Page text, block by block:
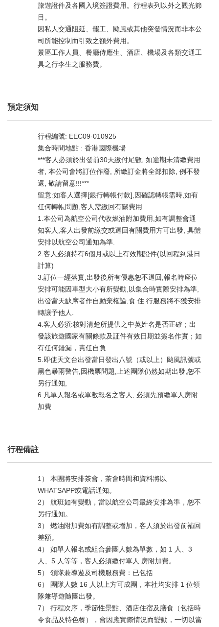
旅遊證件及各國入境簽證費用。行程表列以外之觀光節
目。
因私人交通阻延、罷工、颱風或其他突發情況而非本公
司所能控制而引致之額外費用。
景區工作人員、餐廳侍應生、酒店、機場及各類交通工
具之行李生之服務費。
預定須知
行程編號: EEC09-010925
集合時間地點 : 香港國際機場
***客人必須於出發前30天繳付尾數, 如逾期未清繳費用
者, 本公司會將訂位作廢, 所繳訂金將全部扣除, 例不發
還, 敬請留意!!!***
留意:如客人選擇[銀行轉帳付款],因確認轉帳需時,如有
任何轉帳問題,客人需繳回有關費用
1.本公司為航空公司代收燃油附加費用,如有調整會通
知客人,客人出發前繳交或退回有關費用方可出發, 具體
安排以航空公司通知為準.
2.客人必須持有6個月或以上有效期證件(以回程到港日
計算)
3.訂位一經落實,出發後所有優惠恕不退回,報名時座位
安排可能因車型大小有所變動,以集合時實際安排為準,
出發當天缺席者作自動棄權論,食.住.行服務將不獲安排
轉讓予他人.
4.客人必須:核對清楚所提供之中英姓名是否正確；出
發該旅遊國家有關條款及証件有效日期並簽名作實；如
有任何錯漏，責任自負
5.即使天文台出發當日發出八號（或以上）颱風訊號或
黑色暴雨警告,因機票問題,上述團隊仍然如期出發,恕不
另行通知,
6.凡單人報名或單數報名之客人, 必須先預繳單人房附
加費
行程備註
1） 本團將安排茶會，茶會時間和資料將以
WHATSAPP或電話通知。
2） 航班如有變動，當以航空公司最終安排為準，恕不
另行通知。
3） 燃油附加費如有調整或增加，客人須於出發前補回
差額。
4） 如單人報名或組合參團人數為單數，如 1 人、3
人、5 人等等，客人必須繳付單人 房附加費。
5） 領隊兼導遊及司機服務費：已包括
6） 團隊人數 16 人以上方可成團，本社均安排 1 位領
隊兼導遊隨團出發。
7） 行程次序，季節性景點、酒店住宿及膳食（包括時
令食品及特色餐），會因應實際情況而變動，一切以當